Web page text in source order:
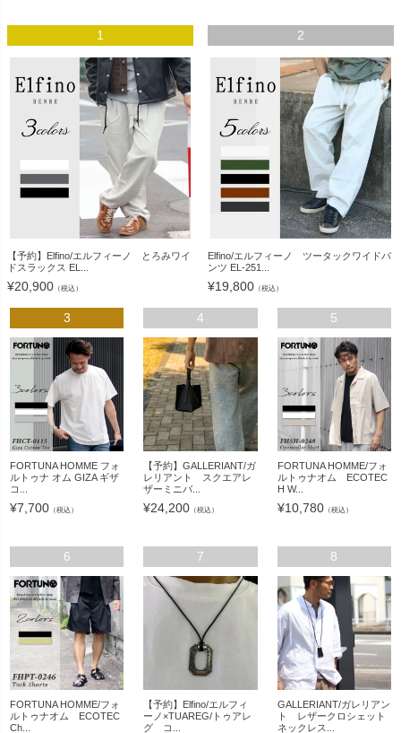
1
【予約】Elfino/エルフィーノ とろみワイ
ドスラックス EL...
¥20,900 （税込）
2
Elfino/エルフィーノ ツータックワイドパ
ンツ EL-251...
¥19,800 （税込）
3
FORTUNA HOMME フォ
ルトゥナ オム GIZA ギザ
コ...
¥7,700 （税込）
4
【予約】GALLERIANT/ガ
レリアント スクエアレ
ザーミニバ...
¥24,200 （税込）
5
FORTUNA HOMME/フォ
ルトゥナオム ECOTEC
H W...
¥10,780（税込）
6
FORTUNA HOMME/フォ
ルトゥナオム ECOTEC
Ch...
7
【予約】Elfino/エルフィ
ーノ×TUAREG/トゥアレ
グ コ...
8
GALLERIANT/ガレリアン
ト レザークロシェット
ネックレス...